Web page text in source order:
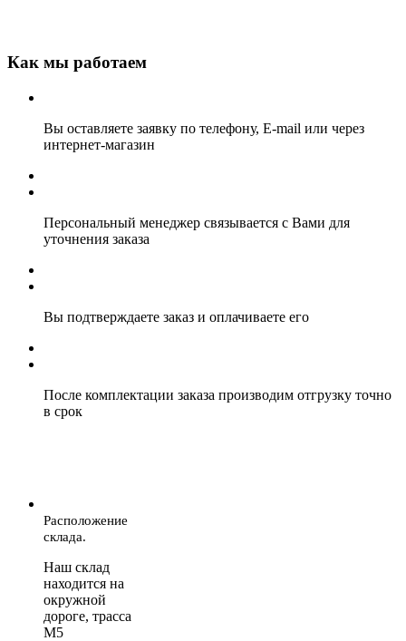
Как мы работаем
Вы оставляете заявку по телефону, E-mail или через
интернет-магазин
Персональный менеджер связывается с Вами для
уточнения заказа
Вы подтверждаете заказ и оплачиваете его
После комплектации заказа производим отгрузку точно
в срок
Расположение
склада.
Наш склад
находится на
окружной
дороге, трасса
М5